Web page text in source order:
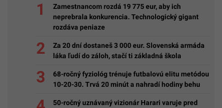
Zamestnancom rozdá 19 775 eur, aby ich
neprebrala konkurencia. Technologický gigant
rozdáva peniaze
Za 20 dní dostaneš 3 000 eur. Slovenská armáda
láka ľudí do záloh, stačí ti základná škola
68-ročný fyziológ trénuje futbalovú elitu metódou
10-20-30. Trvá 20 minút a nahradí hodiny behu
50-ročný uznávaný vizionár Harari varuje pred